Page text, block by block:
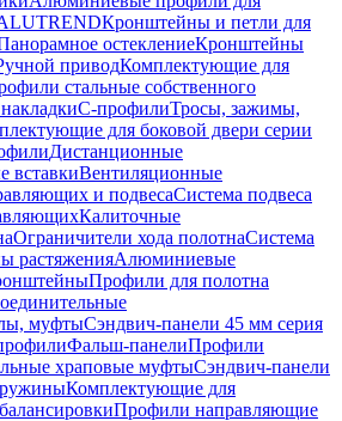
Кронштейны и петли для
остеклениеКронштейны
приводКомплектующие для
стальные собственного
С-профилиТросы, зажимы,
для боковой двери серии
Дистанционные
вставкиВентиляционные
и подвесаСистема подвеса
Калиточные
Ограничители хода полотнаСистема
растяженияАлюминиевые
Профили для полотна
муфтыСэндвич-панели 45 мм серия
Фальш-панелиПрофили
храповые муфтыСэндвич-панели
Комплектующие для
Профили направляющие